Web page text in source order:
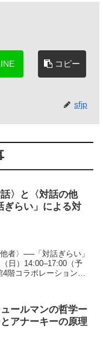
コピー
sfjp
話〉と〈対話の他
らい」による対
者〉──「対話ぎらい」
日）14:00–17:00（予
階コラボレーションル
ールマンの哲学ー
アナーキーの原理